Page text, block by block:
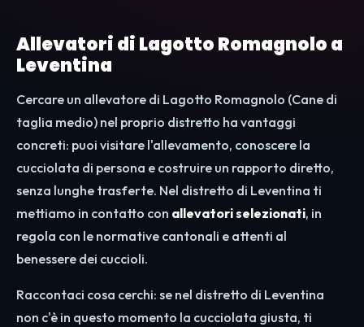
Allevatori di Lagotto Romagnolo a
Leventina
Cercare un allevatore di Lagotto Romagnolo (Cane di
taglia medio) nel proprio distretto ha vantaggi
concreti: puoi visitare l'allevamento, conoscere la
cucciolata di persona e costruire un rapporto diretto,
senza lunghe trasferte. Nel distretto di Leventina ti
mettiamo in contatto con allevatori selezionati, in
regola con le normative cantonali e attenti al
benessere dei cuccioli.
Raccontaci cosa cerchi: se nel distretto di Leventina
non c'è in questo momento la cucciolata giusta, ti